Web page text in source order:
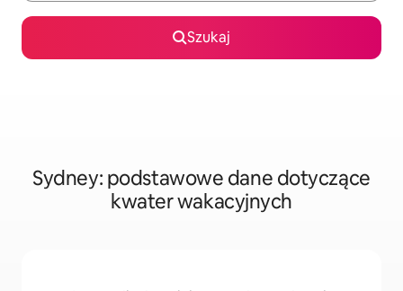
Szukaj
Sydney: podstawowe dane dotyczące
kwater wakacyjnych